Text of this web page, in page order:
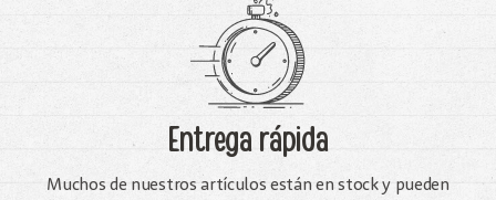
Entrega rápida
Muchos de nuestros artículos están en stock y pueden